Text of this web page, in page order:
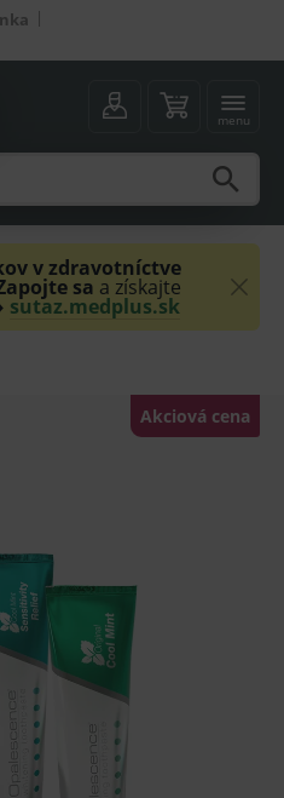
menu
v zdravotníctve
sa a získajte
sutaz.medplus.sk
Akciová cena